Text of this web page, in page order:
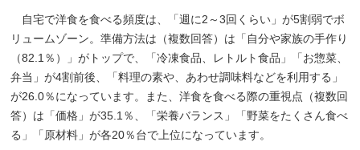
自宅で洋食を食べる頻度は、「週に2～3回くらい」が5割弱でボ
リュームゾーン。準備方法は（複数回答）は「自分や家族の手作り
（82.1％）」がトップで、「冷凍食品、レトルト食品」「お惣菜、
弁当」が4割前後、「料理の素や、あわせ調味料などを利用する」
が26.0％になっています。また、洋食を食べる際の重視点（複数回
答）は「価格」が35.1％、「栄養バランス」「野菜をたくさん食べ
る」「原材料」が各20％台で上位になっています。